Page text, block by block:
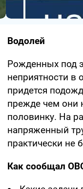
Водолей
Рожденных под
неприятности в
придется
прежде чем они
половинку. На
напряженный
практически не
Как сообщал